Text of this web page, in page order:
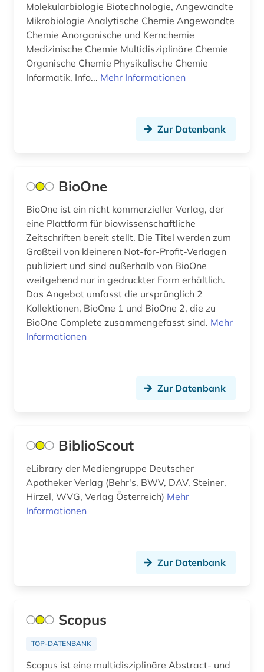
Molekularbiologie Biotechnologie, Angewandte
Mikrobiologie Analytische Chemie Angewandte
Chemie Anorganische und Kernchemie
Medizinische Chemie Multidisziplinäre Chemie
Organische Chemie Physikalische Chemie
Informatik, Info... Mehr Informationen
Zur Datenbank
BioOne
BioOne ist ein nicht kommerzieller Verlag, der
eine Plattform für biowissenschaftliche
Zeitschriften bereit stellt. Die Titel werden zum
Großteil von kleineren Not-for-Profit-Verlagen
publiziert und sind außerhalb von BioOne
weitgehend nur in gedruckter Form erhältlich.
Das Angebot umfasst die ursprünglich 2
Kollektionen, BioOne 1 und BioOne 2, die zu
BioOne Complete zusammengefasst sind. Mehr
Informationen
Zur Datenbank
BiblioScout
eLibrary der Mediengruppe Deutscher
Apotheker Verlag (Behr's, BWV, DAV, Steiner,
Hirzel, WVG, Verlag Österreich) Mehr
Informationen
Zur Datenbank
Scopus
TOP-DATENBANK
Scopus ist eine multidisziplinäre Abstract- und